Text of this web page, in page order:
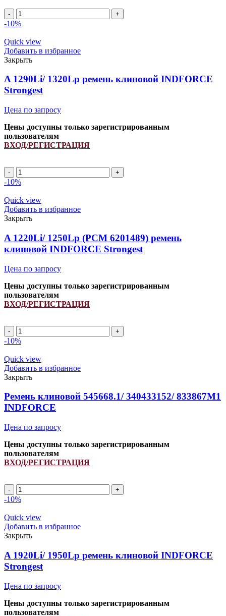
A
1030Li/
ремень
клиновой
INDFORCE
Strongest
quantity
-10%
Quick view
Добавить в избранное
Закрыть
A 1290Li/ 1320Lp ремень клиновой INDFORCE
Strongest
Цена по запросу
Цены доступны только зарегистрированным
пользователям
ВХОД/РЕГИСТРАЦИЯ
A
1290Li/
ремень
клиновой
INDFORCE
Strongest
quantity
-10%
Quick view
Добавить в избранное
Закрыть
A 1220Li/ 1250Lp (РСМ 6201489) ремень
клиновой INDFORCE Strongest
Цена по запросу
Цены доступны только зарегистрированным
пользователям
ВХОД/РЕГИСТРАЦИЯ
A
1220Li/
(РСМ
6201489)
ремень
клиновой
INDFORCE
Strongest
quantity
-10%
Quick view
Добавить в избранное
Закрыть
Ремень клиновой 545668.1/ 340433152/ 833867M1
INDFORCE
Цена по запросу
Цены доступны только зарегистрированным
пользователям
ВХОД/РЕГИСТРАЦИЯ
Ремень
клиновой
340433152/
833867M1
INDFORCE
quantity
-10%
Quick view
Добавить в избранное
Закрыть
A 1920Li/ 1950Lp ремень клиновой INDFORCE
Strongest
Цена по запросу
Цены доступны только зарегистрированным
пользователям